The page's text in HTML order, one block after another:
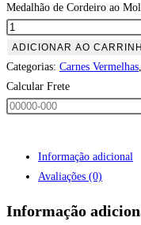
Medalhão de Cordeiro ao
ADICIONAR AO
Categorias: Carnes Vermelhas
Calcular Frete
Informação adicional
Avaliações (0)
Informação